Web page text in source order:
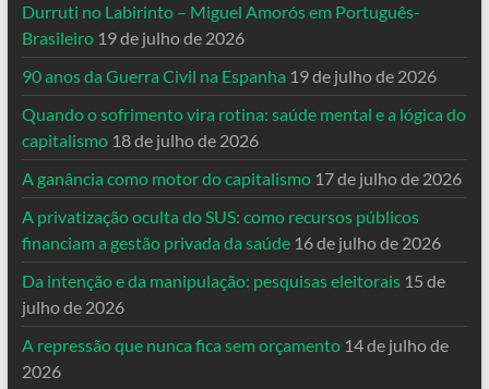
Durruti no Labirinto – Miguel Amorós em Português-
Brasileiro 19 de julho de 2026
90 anos da Guerra Civil na Espanha 19 de julho de 2026
Quando o sofrimento vira rotina: saúde mental e a lógica do
capitalismo 18 de julho de 2026
A ganância como motor do capitalismo 17 de julho de 2026
A privatização oculta do SUS: como recursos públicos
financiam a gestão privada da saúde 16 de julho de 2026
Da intenção e da manipulação: pesquisas eleitorais 15 de
julho de 2026
A repressão que nunca fica sem orçamento 14 de julho de
2026